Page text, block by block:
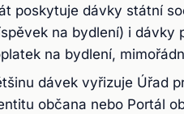
poskytuje dávky státní
na bydlení) i dávky
na bydlení,
dávek vyřizuje Úřad
občana nebo Portál